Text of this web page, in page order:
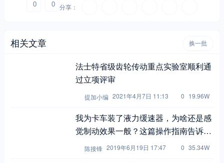
0 0 分享：
相关文章 换一批
法士特省级齿轮传动重点实验室顺利通
过立项评审
提加小编 2021年4月7日 11:13 0 19.96W
我为卡车装了液力缓速器，为啥还是感
觉制动效果一般？这篇操作指南告诉
您！陈接锋 2019年6月19日 17:47 0 35.34W